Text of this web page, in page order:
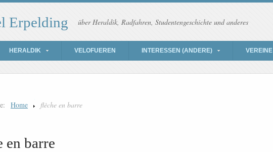
Erpelding über Heraldik, Radfahren, Studentengeschichte und anderes
HERALDIK VELOFUEREN INTERESSEN (ANDERE) VEREINE
Home flèche en barre
en barre